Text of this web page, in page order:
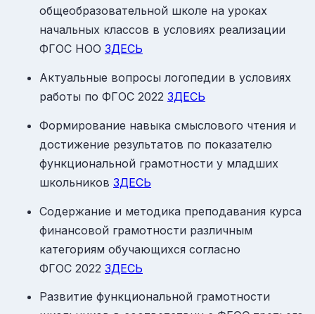
общеобразовательной школе на уроках
начальных классов в условиях реализации
ФГОС НОО ЗДЕСЬ
Актуальные вопросы логопедии в условиях
работы по ФГОС 2022 ЗДЕСЬ
Формирование навыка смыслового чтения и
достижение результатов по показателю
функциональной грамотности у младших
школьников ЗДЕСЬ
Содержание и методика преподавания курса
финансовой грамотности различным
категориям обучающихся согласно
ФГОС 2022 ЗДЕСЬ
Развитие функциональной грамотности